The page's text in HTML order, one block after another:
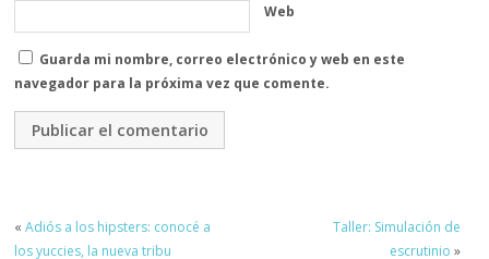
Web
Guarda mi nombre, correo electrónico y web en este
navegador para la próxima vez que comente.
«Adiós a los hipsters: conocé a
los yuccies, la nueva tribu
Taller: Simulación de
escrutinio »